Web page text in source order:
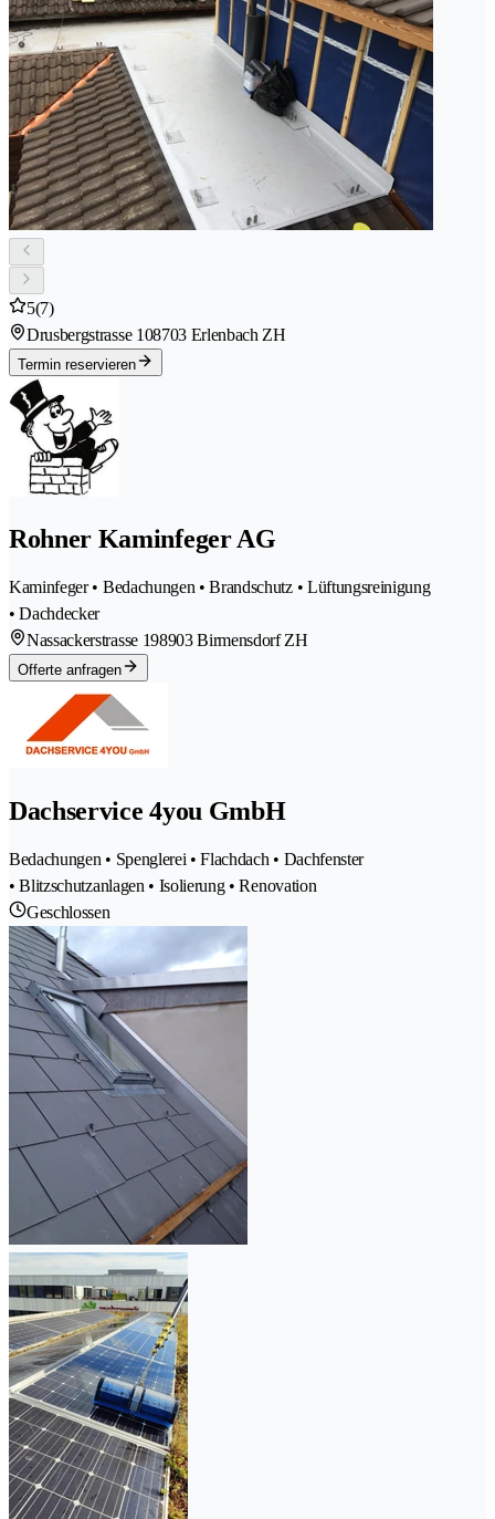
5(7)
Drusbergstrasse 108703 Erlenbach ZH
Termin reservieren
Rohner Kaminfeger AG
Kaminfeger • Bedachungen • Brandschutz • Lüftungsreinigung
• Dachdecker
Nassackerstrasse 198903 Birmensdorf ZH
Offerte anfragen
Dachservice 4you GmbH
Bedachungen • Spenglerei • Flachdach • Dachfenster
• Blitzschutzanlagen • Isolierung • Renovation
Geschlossen